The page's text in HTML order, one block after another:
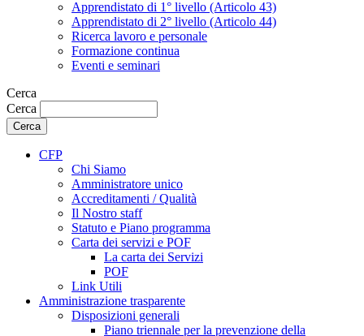
Apprendistato di 1° livello (Articolo 43)
Apprendistato di 2° livello (Articolo 44)
Ricerca lavoro e personale
Formazione continua
Eventi e seminari
Cerca
Cerca
CFP
Chi Siamo
Amministratore unico
Accreditamenti / Qualità
Il Nostro staff
Statuto e Piano programma
Carta dei servizi e POF
La carta dei Servizi
POF
Link Utili
Amministrazione trasparente
Disposizioni generali
Piano triennale per la prevenzione della